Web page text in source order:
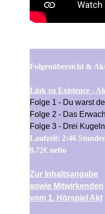
Folgenübersicht &
Link zu Existence -
Folge 1 - Du warst
Folge 2 - Das
Folge 3 - Drei
Laufzeit: 2:46
8,72€ netto
Zur Inhaltsangabe
sowie Mitwirkenden
vom 1. Hörspiel Akt